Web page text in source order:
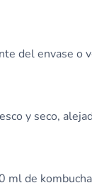
del envase o
y seco,
ml de